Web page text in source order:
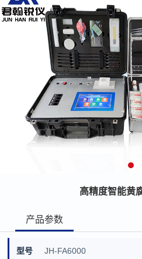
高精度智能黄
产品参数
型号
JH-FA6000